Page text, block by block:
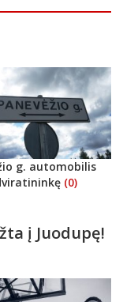
g. automobilis
(0)
į Juodupę!